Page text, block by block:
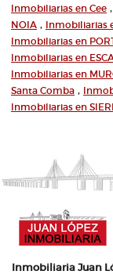
Inmobiliarias en Cee ,
NOIA , Inmobiliarias
Inmobiliarias en
Inmobiliarias en
Inmobiliarias en
Santa Comba ,
Inmobiliarias en
Inmobiliaria Juan